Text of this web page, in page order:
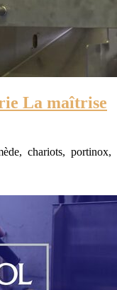
La maîtrise
chariots, portinox,